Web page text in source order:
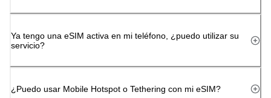
Ya tengo una eSIM activa en mi teléfono, ¿puedo utilizar su
servicio?
¿Puedo usar Mobile Hotspot o Tethering con mi eSIM?